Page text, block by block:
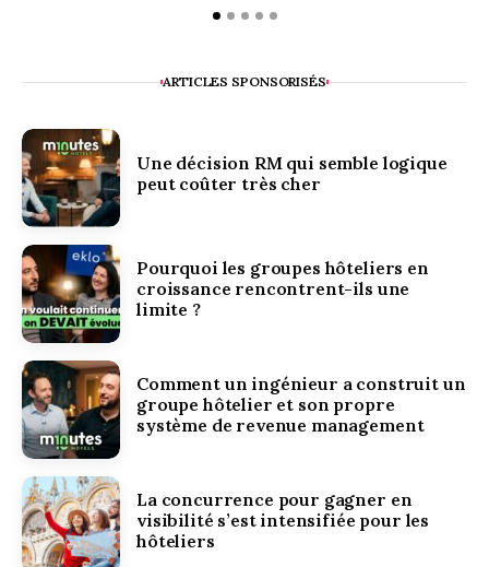
ARTICLES SPONSORISÉS
Une décision RM qui semble logique
peut coûter très cher
Pourquoi les groupes hôteliers en
croissance rencontrent-ils une
limite ?
Comment un ingénieur a construit un
groupe hôtelier et son propre
système de revenue management
La concurrence pour gagner en
visibilité s’est intensifiée pour les
hôteliers